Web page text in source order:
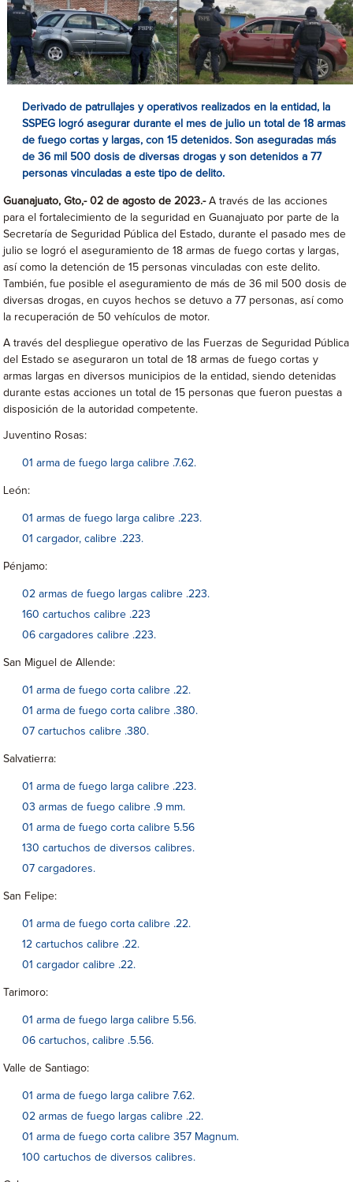
Derivado de patrullajes y operativos realizados en la entidad, la
SSPEG logró asegurar durante el mes de julio un total de 18 armas
de fuego cortas y largas, con 15 detenidos. Son aseguradas más
de 36 mil 500 dosis de diversas drogas y son detenidos a 77
personas vinculadas a este tipo de delito.
Guanajuato, Gto,- 02 de agosto de 2023.-A través de las acciones
para el fortalecimiento de la seguridad en Guanajuato por parte de la
Secretaría de Seguridad Pública del Estado, durante el pasado mes de
julio se logró el aseguramiento de 18 armas de fuego cortas y largas,
así como la detención de 15 personas vinculadas con este delito.
También, fue posible el aseguramiento de más de 36 mil 500 dosis de
diversas drogas, en cuyos hechos se detuvo a 77 personas, así como
la recuperación de 50 vehículos de motor.
A través del despliegue operativo de las Fuerzas de Seguridad Pública
del Estado se aseguraron un total de 18 armas de fuego cortas y
armas largas en diversos municipios de la entidad, siendo detenidas
durante estas acciones un total de 15 personas que fueron puestas a
disposición de la autoridad competente.
Juventino Rosas:
01 arma de fuego larga calibre .7.62.
León:
01 armas de fuego larga calibre .223.
01 cargador, calibre .223.
Pénjamo:
02 armas de fuego largas calibre .223.
160 cartuchos calibre .223
06 cargadores calibre .223.
San Miguel de Allende:
01 arma de fuego corta calibre .22.
01 arma de fuego corta calibre .380.
07 cartuchos calibre .380.
Salvatierra:
01 arma de fuego larga calibre .223.
03 armas de fuego calibre .9 mm.
01 arma de fuego corta calibre 5.56
130 cartuchos de diversos calibres.
07 cargadores.
San Felipe:
01 arma de fuego corta calibre .22.
12 cartuchos calibre .22.
01 cargador calibre .22.
Tarimoro:
01 arma de fuego larga calibre 5.56.
06 cartuchos, calibre .5.56.
Valle de Santiago:
01 arma de fuego larga calibre 7.62.
02 armas de fuego largas calibre .22.
01 arma de fuego corta calibre 357 Magnum.
100 cartuchos de diversos calibres.